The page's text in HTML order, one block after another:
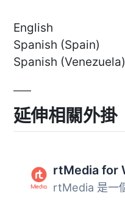
English
Spanish (Spain)
Spanish (Venezuela)
延伸相關外掛